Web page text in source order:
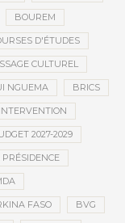
BOUREM
D'ÉTUDES
CULTUREL
NGUEMA BRICS
2027-2029
FASO BVG